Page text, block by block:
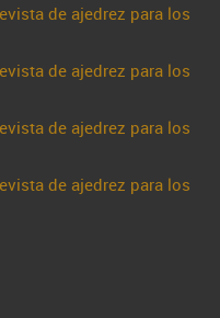
de ajedrez para los
de ajedrez para los
de ajedrez para los
de ajedrez para los